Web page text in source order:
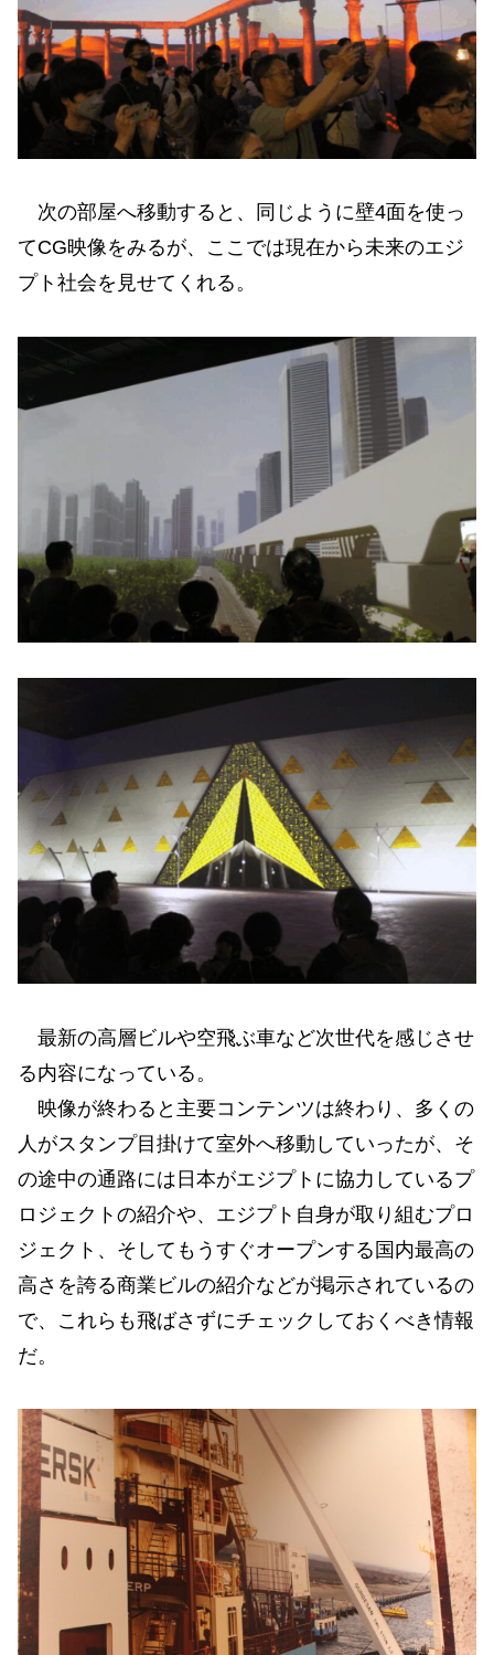
次の部屋へ移動すると、同じように壁4面を使っ
てCG映像をみるが、ここでは現在から未来のエジ
プト社会を見せてくれる。
最新の高層ビルや空飛ぶ車など次世代を感じさせ
る内容になっている。
映像が終わると主要コンテンツは終わり、多くの
人がスタンプ目掛けて室外へ移動していったが、そ
の途中の通路には日本がエジプトに協力しているプ
ロジェクトの紹介や、エジプト自身が取り組むプロ
ジェクト、そしてもうすぐオープンする国内最高の
高さを誇る商業ビルの紹介などが掲示されているの
で、これらも飛ばさずにチェックしておくべき情報
だ。